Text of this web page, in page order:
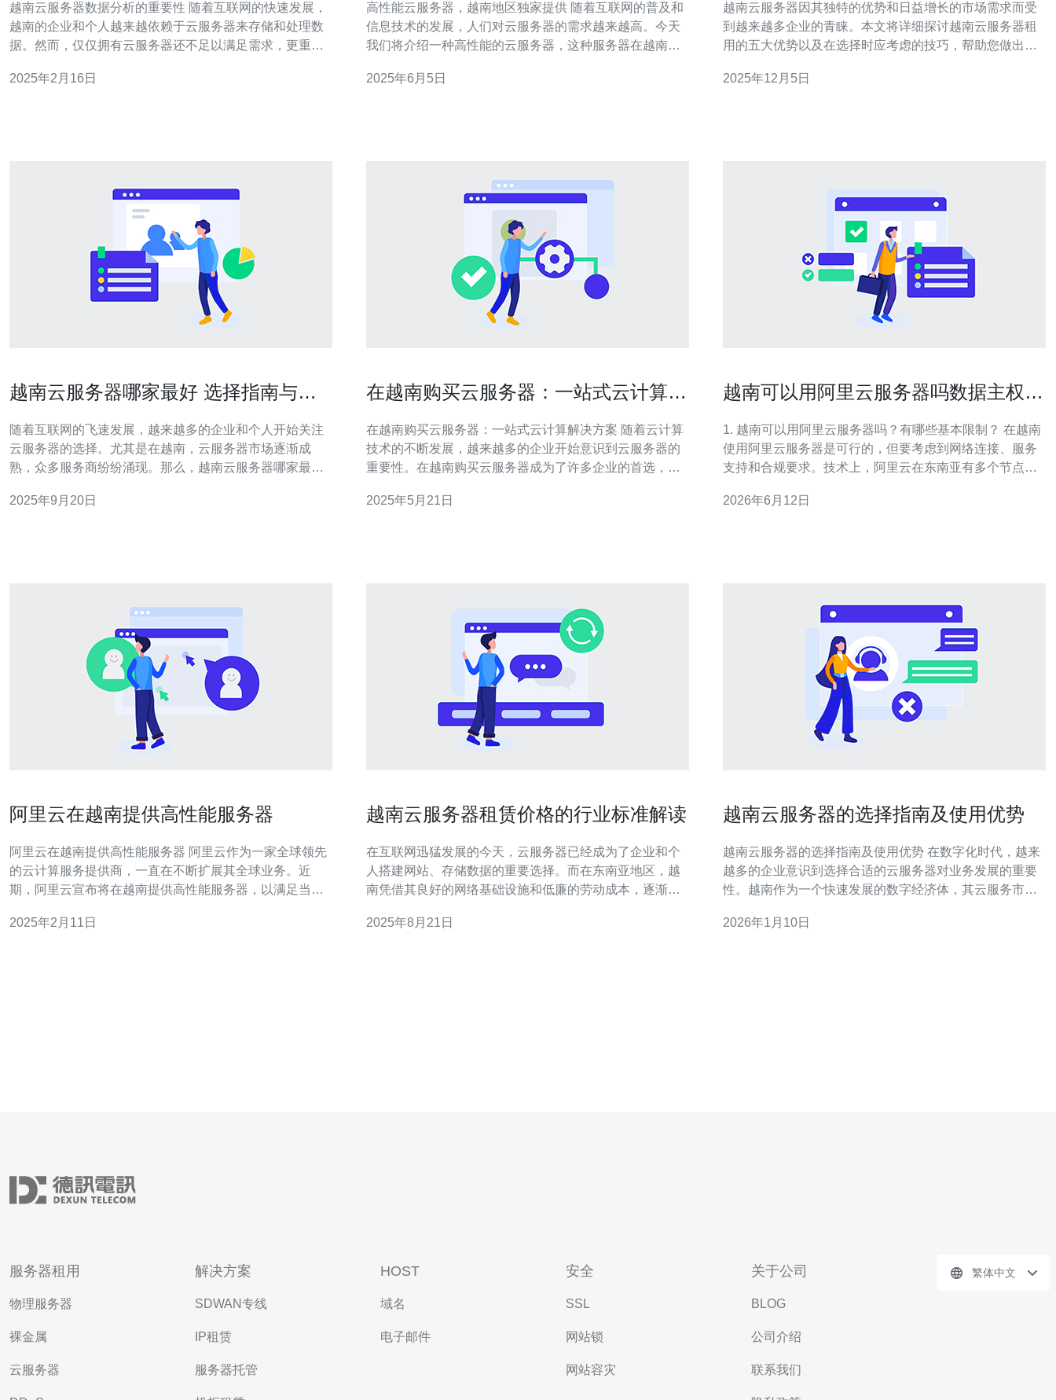
越南云服务器数据分析的重要性 随着互联网的快速发展，
越南的企业和个人越来越依赖于云服务器来存储和处理数
据。然而，仅仅拥有云服务器还不足以满足需求，更重要
们将探讨越南云服务器数据分析的重要性以及它对企业决
2025年2月16日
高性能云服务器，越南地区独家提供 随着互联网的普及和
信息技术的发展，人们对云服务器的需求越来越高。今天
我们将介绍一种高性能的云服务器，这种服务器在越南地
高性能云服务器采用先进的硬件设备和优化的网络架构，
2025年6月5日
越南云服务器因其独特的优势和日益增长的市场需求而受
到越来越多企业的青睐。本文将详细探讨越南云服务器租
用的五大优势以及在选择时应考虑的技巧，帮助您做出明
他国家通常具有更低的成本。这是因为越南的人工成本和
2025年12月5日
越南云服务器哪家最好 选择指南与推
随着互联网的飞速发展，越来越多的企业和个人开始关注
云服务器的选择。尤其是在越南，云服务器市场逐渐成
熟，众多服务商纷纷涌现。那么，越南云服务器哪家最好
云服务器时，需要考虑以下几个因素：性能、稳定性、安
2025年9月20日
在越南购买云服务器：一站式云计算解
在越南购买云服务器：一站式云计算解决方案 随着云计算
技术的不断发展，越来越多的企业开始意识到云服务器的
重要性。在越南购买云服务器成为了许多企业的首选，因
供了一站式云计算解决方案。 在越南购买云服务器有许多
2025年5月21日
越南可以用阿里云服务器吗数据主权与
1. 越南可以用阿里云服务器吗？有哪些基本限制？ 在越南
使用阿里云服务器是可行的，但要考虑到网络连接、服务
支持和合规要求。技术上，阿里云在东南亚有多个节点与
政府或敏感行业数据，需注意越南的数据主权与行业监
2026年6月12日
阿里云在越南提供高性能服务器
阿里云在越南提供高性能服务器 阿里云作为一家全球领先
的云计算服务提供商，一直在不断扩展其全球业务。近
期，阿里云宣布将在越南提供高性能服务器，以满足当地
发展最快的国家之一，其互联网和科技行业也在迅速发
2025年2月11日
越南云服务器租赁价格的行业标准解读
在互联网迅猛发展的今天，云服务器已经成为了企业和个
人搭建网站、存储数据的重要选择。而在东南亚地区，越
南凭借其良好的网络基础设施和低廉的劳动成本，逐渐成
赁价格的行业标准进行深入解读，帮助您在选择时做出明
2025年8月21日
越南云服务器的选择指南及使用优势
越南云服务器的选择指南及使用优势 在数字化时代，越来
越多的企业意识到选择合适的云服务器对业务发展的重要
性。越南作为一个快速发展的数字经济体，其云服务市场
的越南云服务器都能为业务带来巨大的优势。以下是关于
2026年1月10日
服务器租用
物理服务器
裸金属
云服务器
解决方案
SDWAN专线
IP租赁
服务器托管
HOST
域名
电子邮件
安全
SSL
网站锁
网站容灾
关于公司
BLOG
公司介绍
联系我们
繁体中文